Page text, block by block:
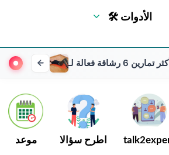
🛠 الأدوات
موعد اطرح سؤالا